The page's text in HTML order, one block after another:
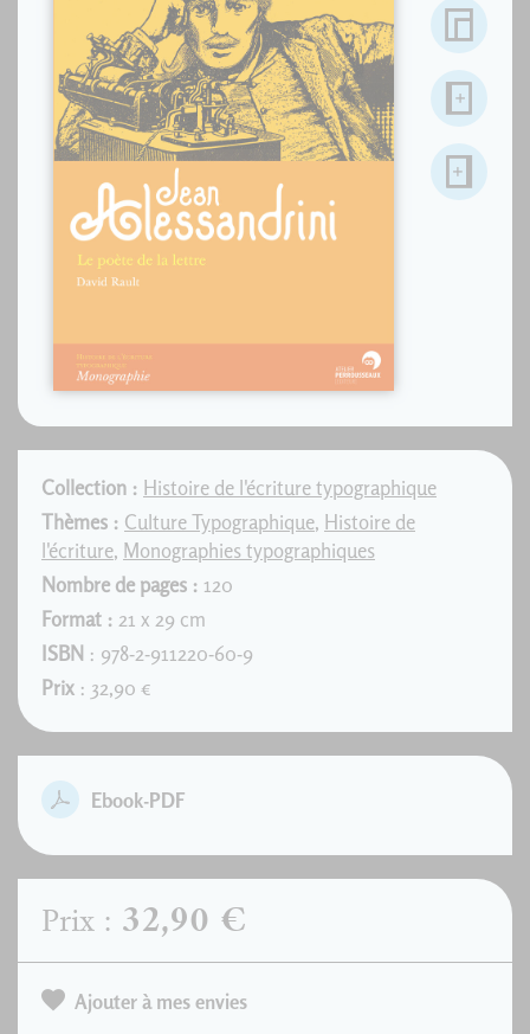
Collection : Histoire de l'écriture typographique
Thèmes : Culture Typographique, Histoire de
l'écriture, Monographies typographiques
Nombre de pages : 120
Format : 21 x 29 cm
ISBN : 978-2-911220-60-9
Prix : 32,90 €
Ebook-PDF
Prix : 32,90 €
Ajouter à mes envies